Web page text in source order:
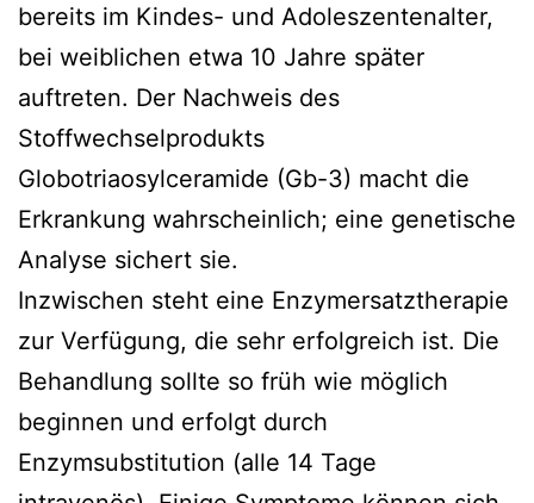
bereits im Kindes- und Adoleszentenalter,
bei weiblichen etwa 10 Jahre später
auftreten. Der Nachweis des
Stoffwechselprodukts
Globotriaosylceramide (Gb-3) macht die
Erkrankung wahrscheinlich; eine genetische
Analyse sichert sie.
Inzwischen steht eine Enzymersatz­therapie
zur Verfügung, die sehr erfolgreich ist. Die
Behandlung sollte so früh wie möglich
beginnen und erfolgt durch
Enzymsubstitution (alle 14 Tage